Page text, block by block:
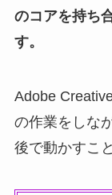
のコアを持ち
す。
Adobe
の作業をしな
後で動かすこ